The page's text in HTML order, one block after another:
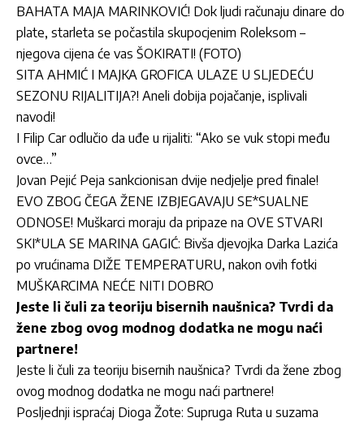
BAHATA MAJA MARINKOVIĆ! Dok ljudi računaju dinare do
plate, starleta se počastila skupocjenim Roleksom –
njegova cijena će vas ŠOKIRATI! (FOTO)
SITA AHMIĆ I MAJKA GROFICA ULAZE U SLJEDEĆU
SEZONU RIJALITIJA?! Aneli dobija pojačanje, isplivali
navodi!
I Filip Car odlučio da uđe u rijaliti: “Ako se vuk stopi među
ovce…”
Jovan Pejić Peja sankcionisan dvije nedjelje pred finale!
EVO ZBOG ČEGA ŽENE IZBJEGAVAJU SE*SUALNE
ODNOSE! Muškarci moraju da pripaze na OVE STVARI
SKI*ULA SE MARINA GAGIĆ: Bivša djevojka Darka Lazića
po vrućinama DIŽE TEMPERATURU, nakon ovih fotki
MUŠKARCIMA NEĆE NITI DOBRO
Jeste li čuli za teoriju bisernih naušnica? Tvrdi da
žene zbog ovog modnog dodatka ne mogu naći
partnere!
Jeste li čuli za teoriju bisernih naušnica? Tvrdi da žene zbog
ovog modnog dodatka ne mogu naći partnere!
Posljednji ispraćaj Dioga Žote: Supruga Ruta u suzama